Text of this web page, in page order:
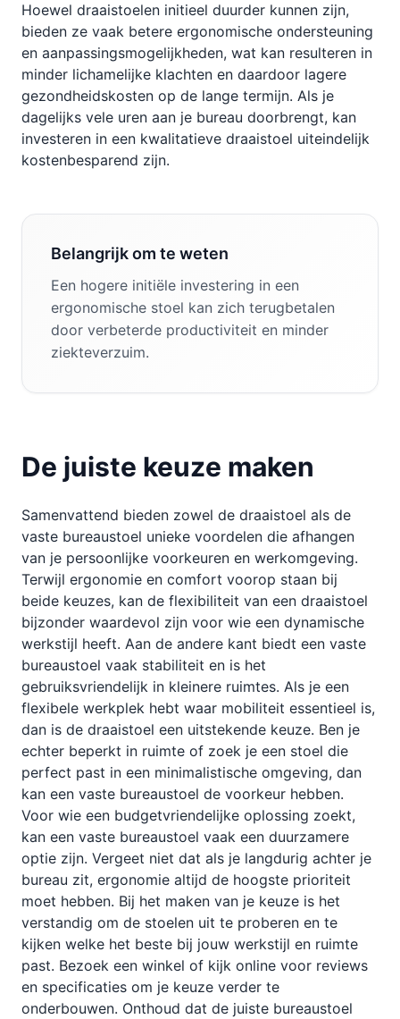
Hoewel draaistoelen initieel duurder kunnen zijn,
bieden ze vaak betere ergonomische ondersteuning
en aanpassingsmogelijkheden, wat kan resulteren in
minder lichamelijke klachten en daardoor lagere
gezondheidskosten op de lange termijn. Als je
dagelijks vele uren aan je bureau doorbrengt, kan
investeren in een kwalitatieve draaistoel uiteindelijk
kostenbesparend zijn.
Belangrijk om te weten
Een hogere initiële investering in een
ergonomische stoel kan zich terugbetalen
door verbeterde productiviteit en minder
ziekteverzuim.
De juiste keuze maken
Samenvattend bieden zowel de draaistoel als de
vaste bureaustoel unieke voordelen die afhangen
van je persoonlijke voorkeuren en werkomgeving.
Terwijl ergonomie en comfort voorop staan bij
beide keuzes, kan de flexibiliteit van een draaistoel
bijzonder waardevol zijn voor wie een dynamische
werkstijl heeft. Aan de andere kant biedt een vaste
bureaustoel vaak stabiliteit en is het
gebruiksvriendelijk in kleinere ruimtes. Als je een
flexibele werkplek hebt waar mobiliteit essentieel is,
dan is de draaistoel een uitstekende keuze. Ben je
echter beperkt in ruimte of zoek je een stoel die
perfect past in een minimalistische omgeving, dan
kan een vaste bureaustoel de voorkeur hebben.
Voor wie een budgetvriendelijke oplossing zoekt,
kan een vaste bureaustoel vaak een duurzamere
optie zijn. Vergeet niet dat als je langdurig achter je
bureau zit, ergonomie altijd de hoogste prioriteit
moet hebben. Bij het maken van je keuze is het
verstandig om de stoelen uit te proberen en te
kijken welke het beste bij jouw werkstijl en ruimte
past. Bezoek een winkel of kijk online voor reviews
en specificaties om je keuze verder te
onderbouwen. Onthoud dat de juiste bureaustoel